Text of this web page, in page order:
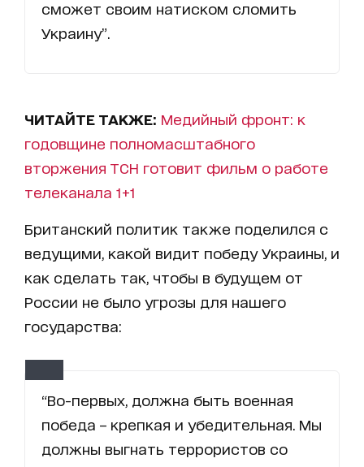
сможет своим натиском сломить
Украину”.
ЧИТАЙТЕ ТАКЖЕ: Медийный фронт: к
годовщине полномасштабного
вторжения ТСН готовит фильм о работе
телеканала 1+1
Британский политик также поделился с
ведущими, какой видит победу Украины, и
как сделать так, чтобы в будущем от
России не было угрозы для нашего
государства:
“Во-первых, должна быть военная
победа – крепкая и убедительная. Мы
должны выгнать террористов со